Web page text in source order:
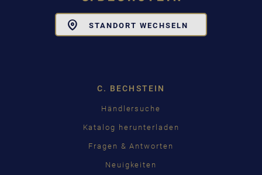
STANDORT WECHSELN
C. BECHSTEIN
Händlersuche
Katalog herunterladen
Fragen & Antworten
Neuigkeiten